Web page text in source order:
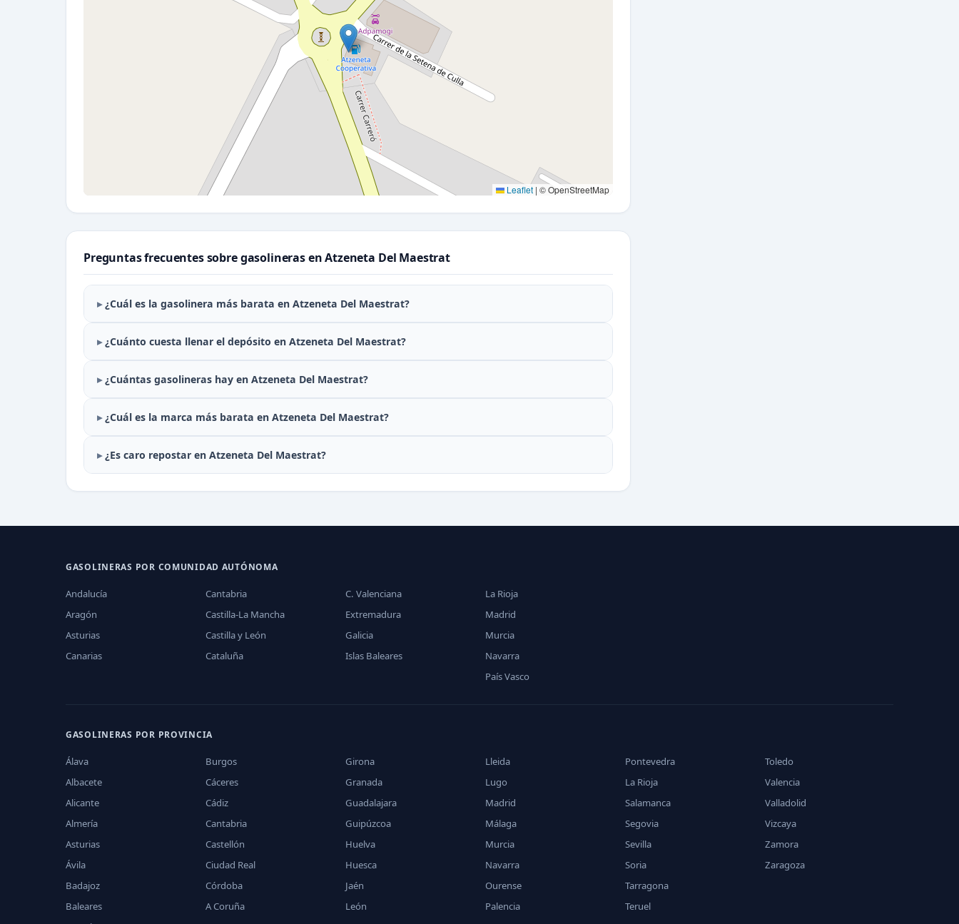
Leaflet | © OpenStreetMap
Preguntas frecuentes sobre gasolineras en Atzeneta Del Maestrat
¿Cuál es la gasolinera más barata en Atzeneta Del Maestrat?
¿Cuánto cuesta llenar el depósito en Atzeneta Del Maestrat?
¿Cuántas gasolineras hay en Atzeneta Del Maestrat?
¿Cuál es la marca más barata en Atzeneta Del Maestrat?
¿Es caro repostar en Atzeneta Del Maestrat?
GASOLINERAS POR COMUNIDAD AUTÓNOMA
Andalucía
Aragón
Asturias
Canarias
Cantabria
Castilla-La Mancha
Castilla y León
Cataluña
C. Valenciana
Extremadura
Galicia
Islas Baleares
La Rioja
Madrid
Murcia
Navarra
País Vasco
GASOLINERAS POR PROVINCIA
Álava
Albacete
Alicante
Almería
Asturias
Ávila
Badajoz
Baleares
Burgos
Cáceres
Cádiz
Cantabria
Castellón
Ciudad Real
Córdoba
A Coruña
Girona
Granada
Guadalajara
Guipúzcoa
Huelva
Huesca
Jaén
León
Lleida
Lugo
Madrid
Málaga
Murcia
Navarra
Ourense
Palencia
Pontevedra
La Rioja
Salamanca
Segovia
Sevilla
Soria
Tarragona
Teruel
Toledo
Valencia
Valladolid
Vizcaya
Zamora
Zaragoza